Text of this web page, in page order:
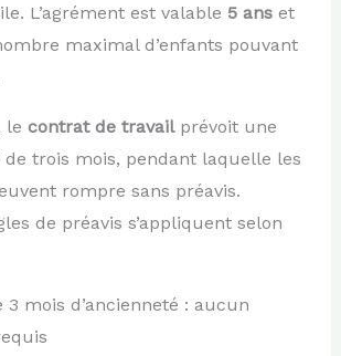
L’agrément est valable 5 anset
maximal d’enfants pouvant
le contrat de travailprévoit une
de trois mois, pendant laquelle les
rompre sans préavis.
de préavis s’appliquent selon
3 mois d’ancienneté : aucun